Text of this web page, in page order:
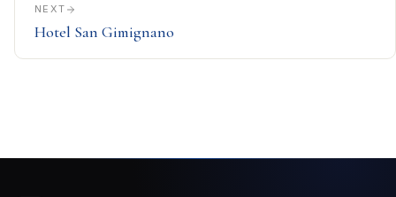
NEXT
Hotel San Gimignano